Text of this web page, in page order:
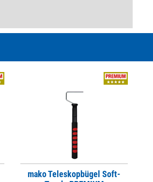
mako Teleskopbügel Soft-